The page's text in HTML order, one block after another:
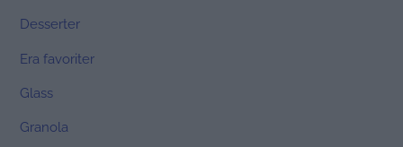
Desserter
Era favoriter
Glass
Granola